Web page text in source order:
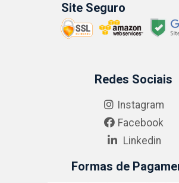
Site Seguro
Redes Sociais
Instagram
Facebook
Linkedin
Formas de